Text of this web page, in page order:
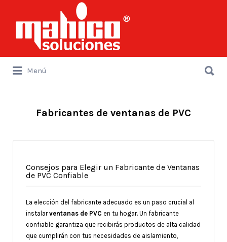
por:
Menú
por:
Fabricantes de ventanas de PVC
Consejos para Elegir un Fabricante de Ventanas
de PVC Confiable
La elección del fabricante adecuado es un paso crucial al
instalarventanas de PVC en tu hogar. Un fabricante
confiable garantiza que recibirás productos de alta calidad
que cumplirán con tus necesidades de aislamiento,